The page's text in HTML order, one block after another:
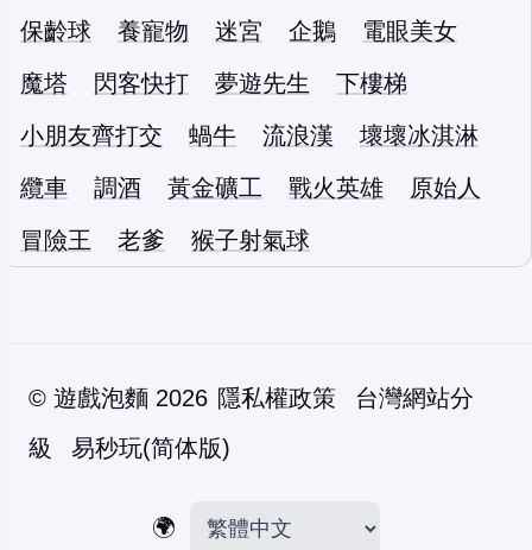
保齡球
養寵物 迷宮 企鵝
電眼美女
魔塔
閃客快打 夢遊先生
下樓梯
小朋友齊打交
蝸牛 流浪漢
壞壞冰淇淋
纜車
調酒 黃金礦工 戰火英雄
原始人
冒險王
老爹 猴子射氣球
© 遊戲泡麵 2026 隱私權政策
台灣網站分
級
易秒玩(简体版)
🌍